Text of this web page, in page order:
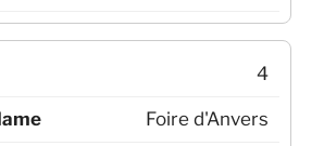
4
Foire d'Anvers